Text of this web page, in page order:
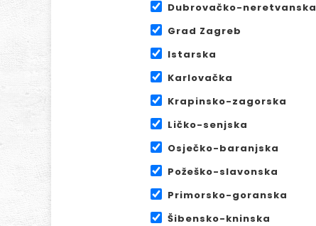
Dubrovačko-neretvanska
Grad Zagreb
Istarska
Karlovačka
Krapinsko-zagorska
Ličko-senjska
Osječko-baranjska
Požeško-slavonska
Primorsko-goranska
Šibensko-kninska